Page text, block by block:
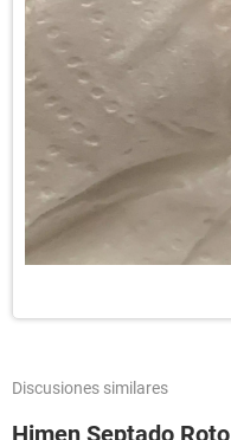
Discusiones similares
Himen Septado Roto